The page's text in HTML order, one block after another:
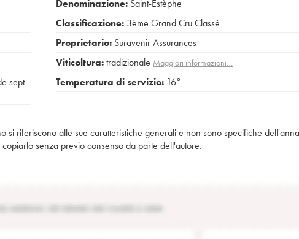
sept
Denominazione: Saint-Estèphe
Classificazione: 3ème Grand Cru Classé
Proprietario: Suravenir Assurances
Viticoltura:tradizionale Maggiori informazioni…
Temperatura di servizio: 16°
si riferiscono alle sue caratteristiche generali e non sono specifiche
senza previo consenso da parte dell'autore.